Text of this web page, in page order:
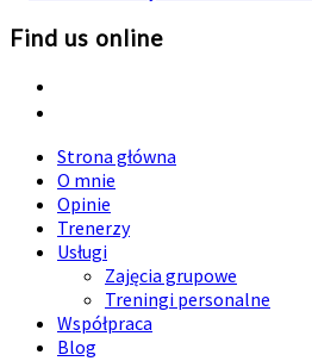
Find us online
Strona główna
O mnie
Opinie
Trenerzy
Usługi
Zajęcia grupowe
Treningi personalne
Współpraca
Blog